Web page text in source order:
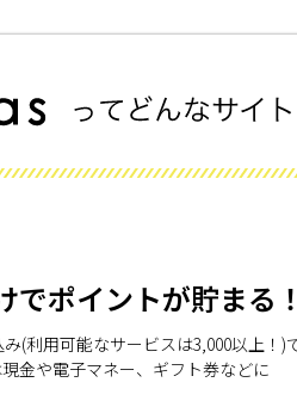
でポイントが貯まる
(利用可能なサービスは3,000以上！)
金や電子マネー、ギフト券などに